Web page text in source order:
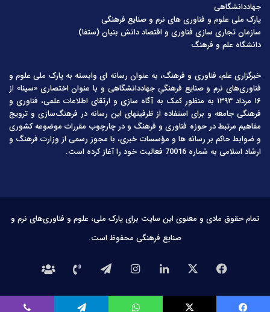
جهاددانشگاهی
پارک ملی علوم و فناوری های نرم و صنایع فرهنگی
سازمان تجاری سازی فناوری و اقتصاد دانش بنیان (ستفا)
دانشگاه علم و فرهنگ
خبرگزاری علم، فناوری و فرهنگ، به عنوان رسانه ای وابسته به پارک ملی علوم و
فناوری‌های نرم و صنایع فرهنگیِ جهاددانشگاهی و با عنوان اختصاری «سینا» از
۱۶ مرداد ۱۳۹۳ به منظور کمک به آگاه سازی و ارتقای اطلاعات علمی، فناوری و
فرهنگی جامعه و برای استفاده از ظرفیتهای این رسانه در فرهنگ‌سازی و ترویج
مفاهیم مرتبط در حوزه فناوری و فرهنگ و در چارچوب مقررات موضوعه کشوری
و ضوابط حاکم بر رسانه ها و مؤسسات خبری، با مجوز رسمی از وزارت فرهنگ و
ارشاد اسلامی به شماره 70016 فعالیت خود را آغاز کرده است.
تمام حقوق مادی و معنوی این سایت برای پارک ملی، علوم و فناوری‌های نرم و
صنایع فرهنگی محفوظ است.
فیس
بوک
لینکدیناینستاگرامتلگرامتماس
با
درباره
ما